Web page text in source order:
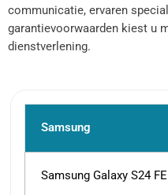
communicatie, ervaren
garantievoorwaarden kiest u
dienstverlening.
Samsung
Samsung Galaxy S24 FE